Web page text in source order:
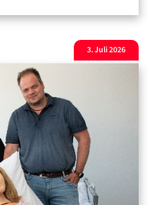
3. Juli 2026